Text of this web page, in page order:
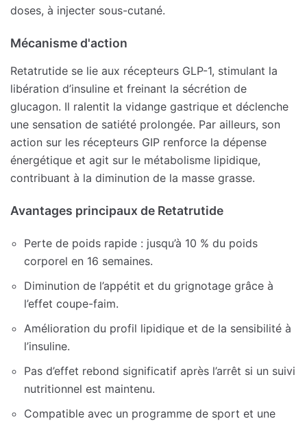
doses, à injecter sous-cutané.
Mécanisme d'action
Retatrutide se lie aux récepteurs GLP-1, stimulant la
libération d’insuline et freinant la sécrétion de
glucagon. Il ralentit la vidange gastrique et déclenche
une sensation de satiété prolongée. Par ailleurs, son
action sur les récepteurs GIP renforce la dépense
énergétique et agit sur le métabolisme lipidique,
contribuant à la diminution de la masse grasse.
Avantages principaux de Retatrutide
Perte de poids rapide : jusqu’à 10 % du poids
corporel en 16 semaines.
Diminution de l’appétit et du grignotage grâce à
l’effet coupe-faim.
Amélioration du profil lipidique et de la sensibilité à
l’insuline.
Pas d’effet rebond significatif après l’arrêt si un suivi
nutritionnel est maintenu.
Compatible avec un programme de sport et une